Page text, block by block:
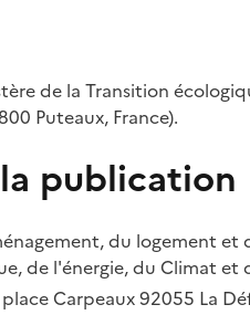
de la Transition
Puteaux, France).
publication
du logement
de l'énergie, du Climat et
Carpeaux 92055 La